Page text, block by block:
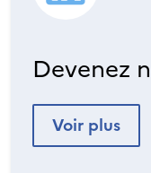
Devenez
Voir plus